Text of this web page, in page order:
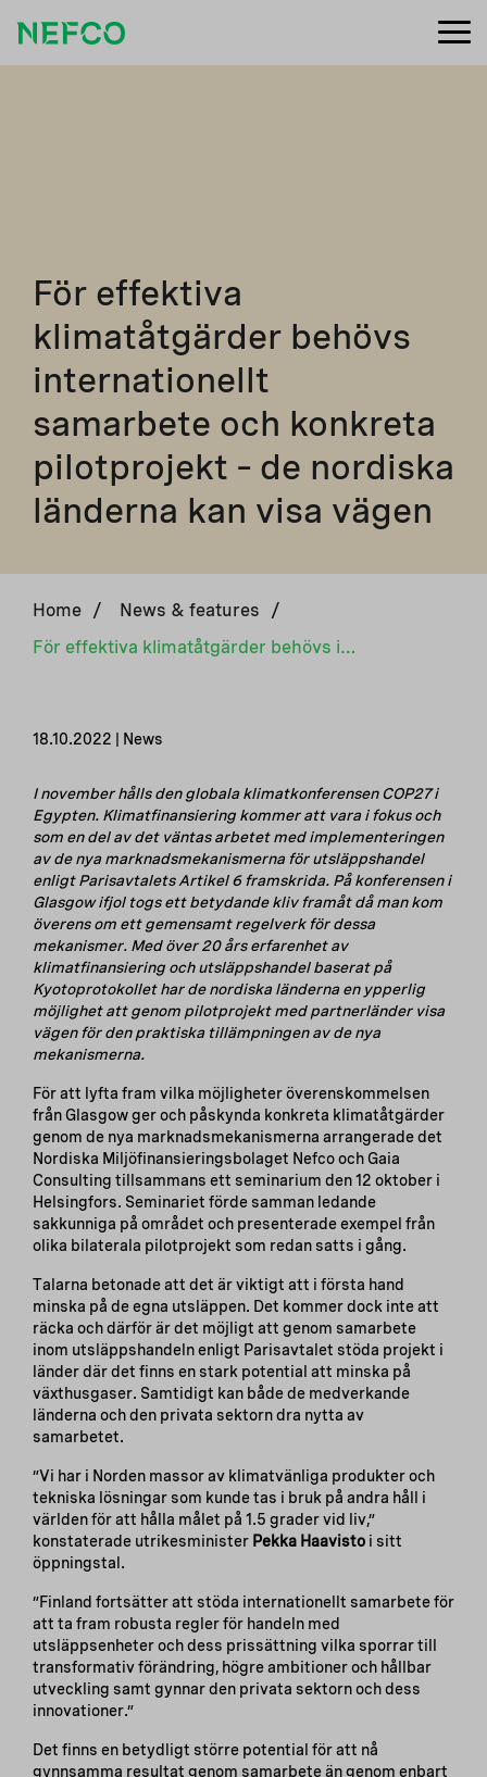
För effektiva
klimatåtgärder behövs
internationellt
samarbete och konkreta
pilotprojekt – de nordiska
länderna kan visa vägen
Home / News & features
/
För effektiva klimatåtgärder behövs internationellt samarbete och konkreta pilotprojekt – de nordiska länderna kan visa vägen
18.10.2022 | News
I november hålls den globala klimatkonferensen COP27 i
Egypten. Klimatfinansiering kommer att vara i fokus och
som en del av det väntas arbetet med implementeringen
av de nya marknadsmekanismerna för utsläppshandel
enligt Parisavtalets Artikel 6 framskrida. På konferensen i
Glasgow ifjol togs ett betydande kliv framåt då man kom
överens om ett gemensamt regelverk för dessa
mekanismer. Med över 20 års erfarenhet av
klimatfinansiering och utsläppshandel baserat på
Kyotoprotokollet har de nordiska länderna en ypperlig
möjlighet att genom pilotprojekt med partnerländer visa
vägen för den praktiska tillämpningen av de nya
mekanismerna.
För att lyfta fram vilka möjligheter överenskommelsen
från Glasgow ger och påskynda konkreta klimatåtgärder
genom de nya marknadsmekanismerna arrangerade det
Nordiska Miljöfinansieringsbolaget Nefco och Gaia
Consulting tillsammans ett seminarium den 12 oktober i
Helsingfors. Seminariet förde samman ledande
sakkunniga på området och presenterade exempel från
olika bilaterala pilotprojekt som redan satts i gång.
Talarna betonade att det är viktigt att i första hand
minska på de egna utsläppen. Det kommer dock inte att
räcka och därför är det möjligt att genom samarbete
inom utsläppshandeln enligt Parisavtalet stöda projekt i
länder där det finns en stark potential att minska på
växthusgaser. Samtidigt kan både de medverkande
länderna och den privata sektorn dra nytta av
samarbetet.
”Vi har i Norden massor av klimatvänliga produkter och
tekniska lösningar som kunde tas i bruk på andra håll i
världen för att hålla målet på 1.5 grader vid liv,”
konstaterade utrikesminister Pekka Haavisto i sitt
öppningstal.
”Finland fortsätter att stöda internationellt samarbete för
att ta fram robusta regler för handeln med
utsläppsenheter och dess prissättning vilka sporrar till
transformativ förändring, högre ambitioner och hållbar
utveckling samt gynnar den privata sektorn och dess
innovationer.”
Det finns en betydligt större potential för att nå
gynnsamma resultat genom samarbete än genom enbart